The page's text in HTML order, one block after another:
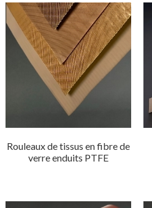
Rouleaux de tissus en fibre de
verre enduits PTFE